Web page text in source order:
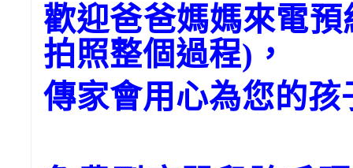
歡迎爸爸媽媽來電
拍照整個過程)，
傳家會用心為您的